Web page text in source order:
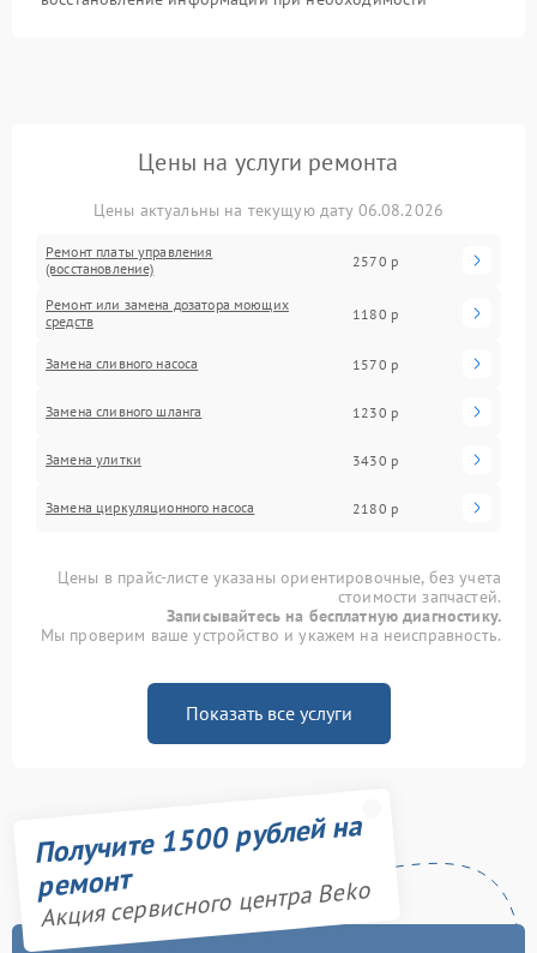
Цены на услуги ремонта
Цены актуальны на текущую дату 06.08.2026
Ремонт платы управления
(восстановление)
2570 р
Ремонт или замена дозатора моющих
средств
1180 р
Замена сливного насоса 1570 р
Замена сливного шланга 1230 р
Замена улитки 3430 р
Замена циркуляционного насоса 2180 р
Цены в прайс-листе указаны ориентировочные, без учета
стоимости запчастей.
Записывайтесь на бесплатную диагностику.
Мы проверим ваше устройство и укажем на неисправность.
Показать все услуги
Получите 1500 рублей на
ремонт
Акция сервисного центра Beko